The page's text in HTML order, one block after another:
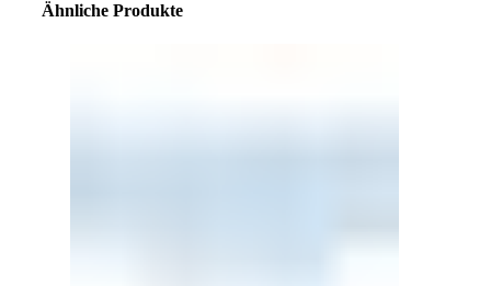
Ähnliche Produkte